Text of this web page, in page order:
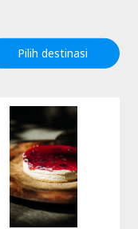
Pilih destinasi